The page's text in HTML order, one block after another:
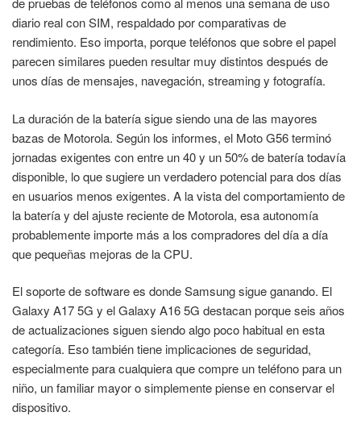
diario real con SIM, respaldado por comparativas de
rendimiento. Eso importa, porque teléfonos que sobre el papel
parecen similares pueden resultar muy distintos después de
unos días de mensajes, navegación, streaming y fotografía.
La duración de la batería sigue siendo una de las mayores
bazas de Motorola. Según los informes, el Moto G56 terminó
jornadas exigentes con entre un 40 y un 50% de batería todavía
disponible, lo que sugiere un verdadero potencial para dos días
en usuarios menos exigentes. A la vista del comportamiento de
la batería y del ajuste reciente de Motorola, esa autonomía
probablemente importe más a los compradores del día a día
que pequeñas mejoras de la CPU.
El soporte de software es donde Samsung sigue ganando. El
Galaxy A17 5G y el Galaxy A16 5G destacan porque seis años
de actualizaciones siguen siendo algo poco habitual en esta
categoría. Eso también tiene implicaciones de seguridad,
especialmente para cualquiera que compre un teléfono para un
niño, un familiar mayor o simplemente piense en conservar el
dispositivo.